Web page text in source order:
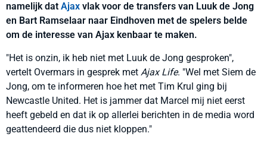
namelijk dat Ajax vlak voor de transfers van Luuk de Jong
en Bart Ramselaar naar Eindhoven met de spelers belde
om de interesse van Ajax kenbaar te maken.
"Het is onzin, ik heb niet met Luuk de Jong gesproken",
vertelt Overmars in gesprek met Ajax Life. "Wel met Siem de
Jong, om te informeren hoe het met Tim Krul ging bij
Newcastle United. Het is jammer dat Marcel mij niet eerst
heeft gebeld en dat ik op allerlei berichten in de media word
geattendeerd die dus niet kloppen."